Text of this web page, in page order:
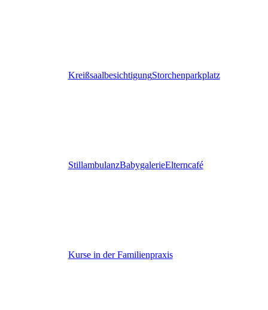
KreißsaalbesichtigungStorchenparkplatz
StillambulanzBabygalerieElterncafé
Kurse in der Familienpraxis